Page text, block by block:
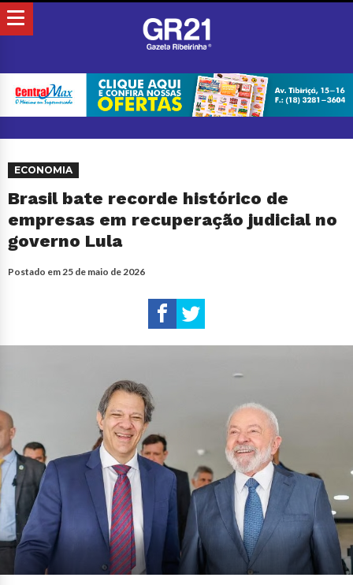
ECONOMIA
Brasil bate recorde histórico de
empresas em recuperação judicial no
governo Lula